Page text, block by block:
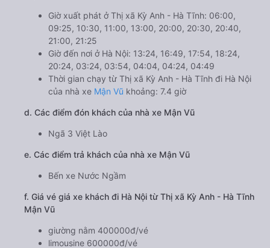
Giờ xuất phát ở Thị xã Kỳ Anh - Hà Tĩnh: 06:00,
09:25, 10:30, 11:00, 13:00, 20:00, 20:30, 20:40,
21:00, 21:25
Giờ đến nơi ở Hà Nội: 13:24, 16:49, 17:54, 18:24,
20:24, 03:24, 03:54, 04:04, 04:24, 04:49
Thời gian chạy từ Thị xã Kỳ Anh - Hà Tĩnh đi Hà Nội
của nhà xe Mận Vũ khoảng: 7.4 giờ
d. Các điểm đón khách của nhà xe Mận Vũ
Ngã 3 Việt Lào
e. Các điểm trả khách của nhà xe Mận Vũ
Bến xe Nước Ngầm
f. Giá vé giá xe khách đi Hà Nội từ Thị xã Kỳ Anh - Hà Tĩnh
Mận Vũ
giường nằm 400000đ/vé
limousine 600000đ/vé